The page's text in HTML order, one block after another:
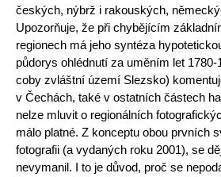
českých, nýbrž i rakouských,
Upozorňuje, že při chybějícím
regionech má jeho syntéza
půdorys ohlédnutí za uměním let
coby zvláštní území Slezsko)
v Čechách, také v ostatních částech
nelze mluvit o regionálních
málo platné. Z konceptu obou prvních
fotografii (a vydaných roku 2001), se
nevymanil. I to je důvod, proč se